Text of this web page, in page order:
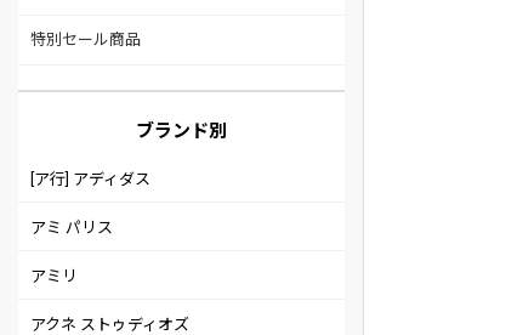
特別セール商品
ブランド別
[ア行] アディダス
アミ パリス
アミリ
アクネ ストゥディオズ